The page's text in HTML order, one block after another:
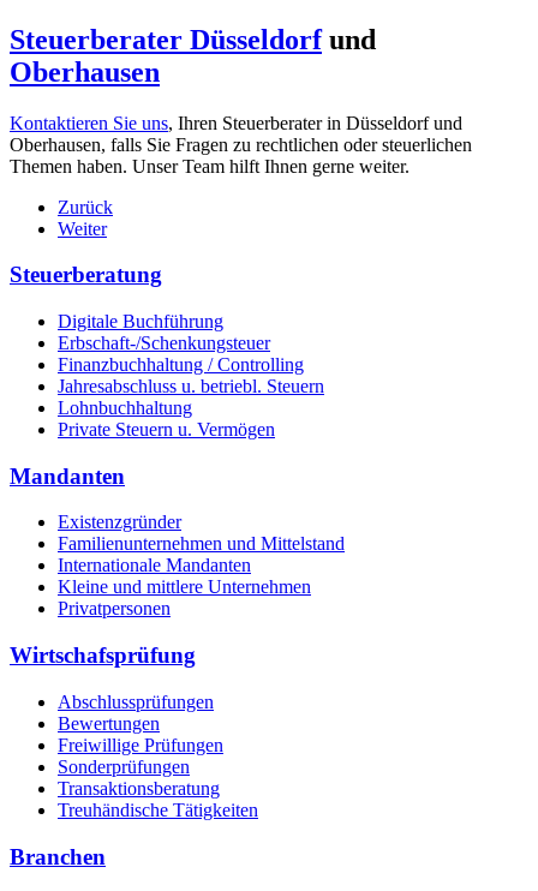
Steuerberater Düsseldorfund
Oberhausen
Kontaktieren Sie uns, Ihren Steuerberater in Düsseldorf und
Oberhausen, falls Sie Fragen zu rechtlichen oder steuerlichen
Themen haben. Unser Team hilft Ihnen gerne weiter.
Zurück
Weiter
Steuerberatung
Digitale Buchführung
Erbschaft-/Schenkungsteuer
Finanzbuchhaltung / Controlling
Jahresabschluss u. betriebl. Steuern
Lohnbuchhaltung
Private Steuern u. Vermögen
Mandanten
Existenzgründer
Familienunternehmen und Mittelstand
Internationale Mandanten
Kleine und mittlere Unternehmen
Privatpersonen
Wirtschafsprüfung
Abschlussprüfungen
Bewertungen
Freiwillige Prüfungen
Sonderprüfungen
Transaktionsberatung
Treuhändische Tätigkeiten
Branchen